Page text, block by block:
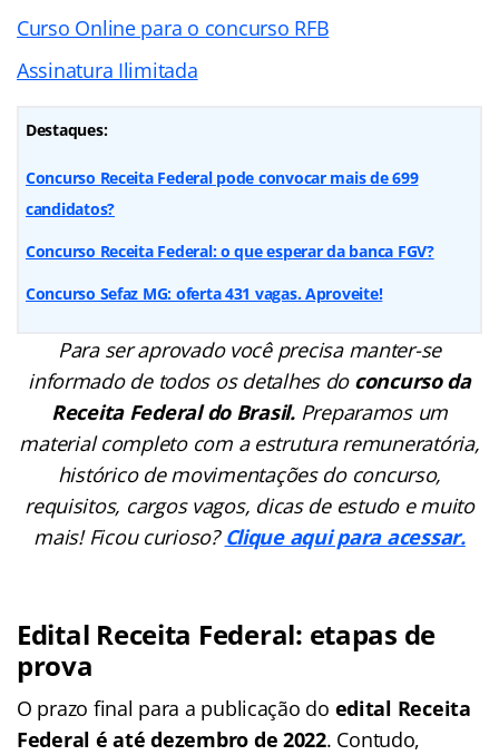
Curso Online para o concurso RFB
Assinatura Ilimitada
Destaques:
Concurso Receita Federal pode convocar mais de 699
candidatos?
Concurso Receita Federal: o que esperar da banca FGV?
Concurso Sefaz MG: oferta 431 vagas. Aproveite!
Para ser aprovado você precisa manter-se
informado de todos os detalhes doconcurso da
Receita Federal do Brasil.Preparamos um
material completo com a estrutura remuneratória,
histórico de movimentações do concurso,
requisitos, cargos vagos, dicas de estudo e muito
mais! Ficou curioso? Clique aqui para acessar.
Edital Receita Federal: etapas de
prova
O prazo final para a publicação do edital Receita
Federal é até dezembro de 2022. Contudo,